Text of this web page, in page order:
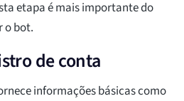
etapa é mais importante do
o bot.
de conta
informações básicas como